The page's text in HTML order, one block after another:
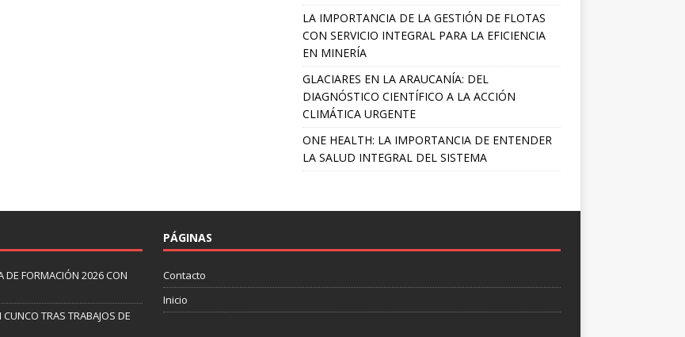
LA IMPORTANCIA DE LA GESTIÓN DE FLOTAS
CON SERVICIO INTEGRAL PARA LA EFICIENCIA
EN MINERÍA
GLACIARES EN LA ARAUCANÍA: DEL
DIAGNÓSTICO CIENTÍFICO A LA ACCIÓN
CLIMÁTICA URGENTE
ONE HEALTH: LA IMPORTANCIA DE ENTENDER
LA SALUD INTEGRAL DEL SISTEMA
DE FORMACIÓN 2026 CON
TRAS TRABAJOS DE
PÁGINAS
Contacto
Inicio